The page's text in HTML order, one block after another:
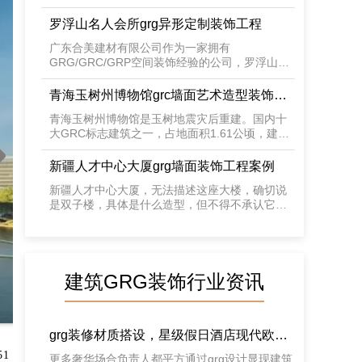
以钢管编织时尚楼体外立面，引领琶洲CBD办公
新潮流。项目总建筑面积16.4万平方米，共41
层，建筑高度193.7米；其中地下室3层，商业裙
房5层，五星级酒店6-25层，办公26-41层，是集
商业、星级酒店、高级办公为一体的综合性超高
层建筑。赫基国际大厦外墙设计的线条和结构纵
横交错，错落有致，形象逼真，浑然一体。外墙
形成外层，外墙恰似一件衣服，包裹在优雅曲线
造型的建筑物四周。
罗浮山名人会所grg异形定制装饰工程
广东合美建材有限公司作为一家拥有
GRG/GRC/GRP空间装饰经验的公司，罗浮山名
人会所GRG项目中狠抓精细施工，完美的呈现了
设计方案
青海玉树州博物馆grc墙面艺术造型装饰工
程
青海玉树州博物馆是玉树地震灾后重建。国内十
大GRC标志建筑之一，占地面积1.61公顷，建筑
面积12816平方米。玉树州博物馆作为城市最重
要的公共建筑之一，是纪念藏汉团结的玉树千年
历史博物馆，也是古镇重要的功能性建筑之一。
玉树州博物馆，由中国工程院院士何镜堂设计。
博物馆选址于城市中心地段，整个基地狭长，建
设计中，建筑采用化整为零的体量融入城市，建
筑表皮肌理、形态等都力求表达出神秘、深邃、
在保持节奏感的基础上表现出一定的整体性，给
人以坚固稳定之。。GRC墙体加强了藏式建筑中
新疆人才中心大厦grg墙面装饰工程案例
新疆人才中心大厦，无法描述这座大楼，确切说
是双子楼，具体是什么造型，但不得不承认它很
建筑GRG装饰行业资讯
grg装修材质搭设，星级假日酒店现代欧式
grg制作设计搭设范例分享！
更多奢华场合负责人都平方通过grg设计显现建筑